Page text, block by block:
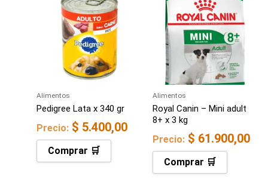
Alimentos
Pedigree Lata x 340 gr
Precio: $ 5.400,00
Comprar 🛒
Alimentos
Royal Canin – Mini adult
8+ x 3 kg
Precio: $ 61.900,00
Comprar 🛒